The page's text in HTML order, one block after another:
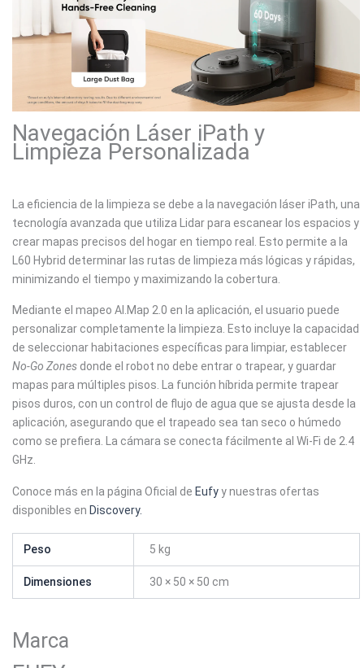
Navegación Láser iPath y
Limpieza Personalizada
La eficiencia de la limpieza se debe a la navegación láser iPath, una
tecnología avanzada que utiliza Lidar para escanear los espacios y
crear mapas precisos del hogar en tiempo real. Esto permite a la
L60 Hybrid determinar las rutas de limpieza más lógicas y rápidas,
minimizando el tiempo y maximizando la cobertura.
Mediante el mapeo AI.Map 2.0 en la aplicación, el usuario puede
personalizar completamente la limpieza. Esto incluye la capacidad
de seleccionar habitaciones específicas para limpiar, establecer
No-Go Zones donde el robot no debe entrar o trapear, y guardar
mapas para múltiples pisos. La función híbrida permite trapear
pisos duros, con un control de flujo de agua que se ajusta desde la
aplicación, asegurando que el trapeado sea tan seco o húmedo
como se prefiera. La cámara se conecta fácilmente al Wi-Fi de 2.4
GHz.
Conoce más en la página Oficial de Eufyy nuestras ofertas
disponibles en Discovery.
Peso 5 kg
Dimensiones 30 × 50 × 50 cm
Marca